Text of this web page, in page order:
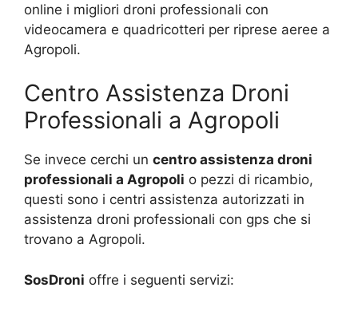
online i migliori droni professionali con
videocamera e quadricotteri per riprese aeree a
Agropoli.
Centro Assistenza Droni
Professionali a Agropoli
Se invece cerchi un centro assistenza droni
professionali a Agropoli o pezzi di ricambio,
questi sono i centri assistenza autorizzati in
assistenza droni professionali con gps che si
trovano a Agropoli.
SosDroni offre i seguenti servizi: